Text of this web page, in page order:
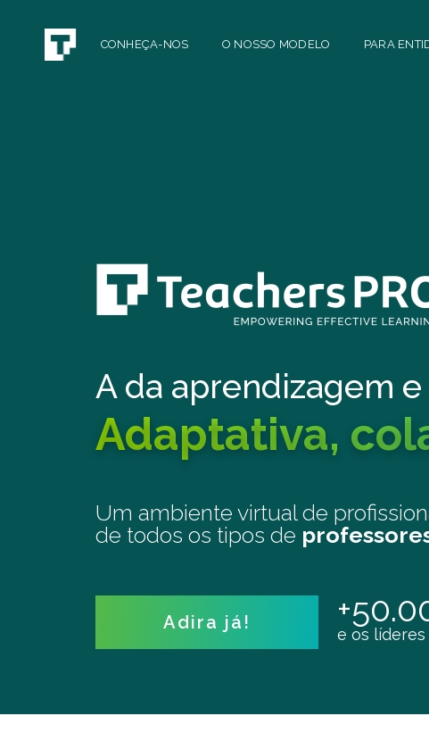
CONHEÇA-NOS O NOSSO MODELO PARA
A da aprendizagem
Adaptativa,
Um ambiente virtual de
de todos os tipos de
Adira já!
e os